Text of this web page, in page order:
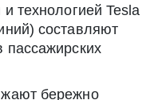
технологией Tesla
составляют
пассажирских
бережно